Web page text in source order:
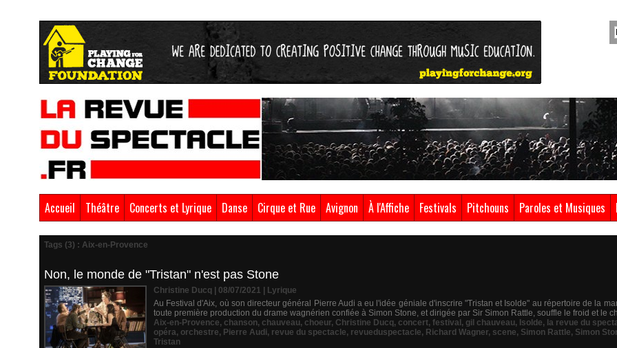
Accueil Théâtre Concerts et Lyrique Danse Cirque et Rue Avignon À l'Affiche Festivals Pitchouns Paroles et Musiques
Tags (3) : Aix-en-Provence
Non, le monde de "Tristan" n'est pas Stone
Christine Ducq | 08/07/2021
Lyrique
Au Festival d'Aix, où son directeur général Pierre Audi a eu l'idée géniale d'inscrire "Tristan et Isolde" au répertoire de la
toute première production du drame wagnérien confiée à Simon Stone, et dirigée par Sir Simon Rattle, souffle le froid et le
Aix-en-Provence, chanson, chauveau, choeur, Christine Ducq, concert, festival , gil chauveau, Isolde, la revue du
opéra, orchestre, Pierre Audi, revue du spectacle, revueduspectacle, Richard Wagner, scene, Simon Rattle, Simon
Tristan